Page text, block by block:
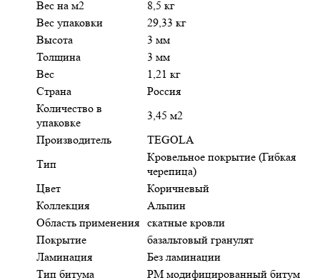
Вес на м2
8,5 кг
Вес упаковки
29,33 кг
Высота
3 мм
Толщина
3 мм
Вес
1,21 кг
Страна
Россия
Количество в
упаковке
3,45 м2
Производитель
TEGOLA
Тип
Кровельное покрытие (Гибкая
черепица)
Цвет
Коричневый
Коллекция
Альпин
Область применения скатные кровли
Покрытие
базальтовый гранулят
Ламинация
Без ламинации
Тип битума
PM модифицированный битум